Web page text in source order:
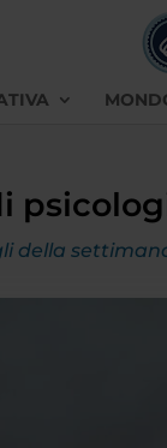
della